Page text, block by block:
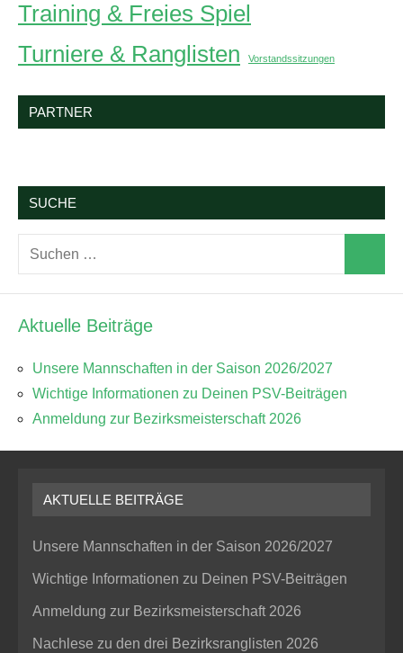
Training & Freies Spiel
Turniere & Ranglisten
Vorstandssitzungen
PARTNER
SUCHE
Suchen
nach:
Aktuelle Beiträge
Unsere Mannschaften in der Saison 2026/2027
Wichtige Informationen zu Deinen PSV-Beiträgen
Anmeldung zur Bezirksmeisterschaft 2026
AKTUELLE BEITRÄGE
Unsere Mannschaften in der Saison 2026/2027
Wichtige Informationen zu Deinen PSV-Beiträgen
Anmeldung zur Bezirksmeisterschaft 2026
Nachlese zu den drei Bezirksranglisten 2026